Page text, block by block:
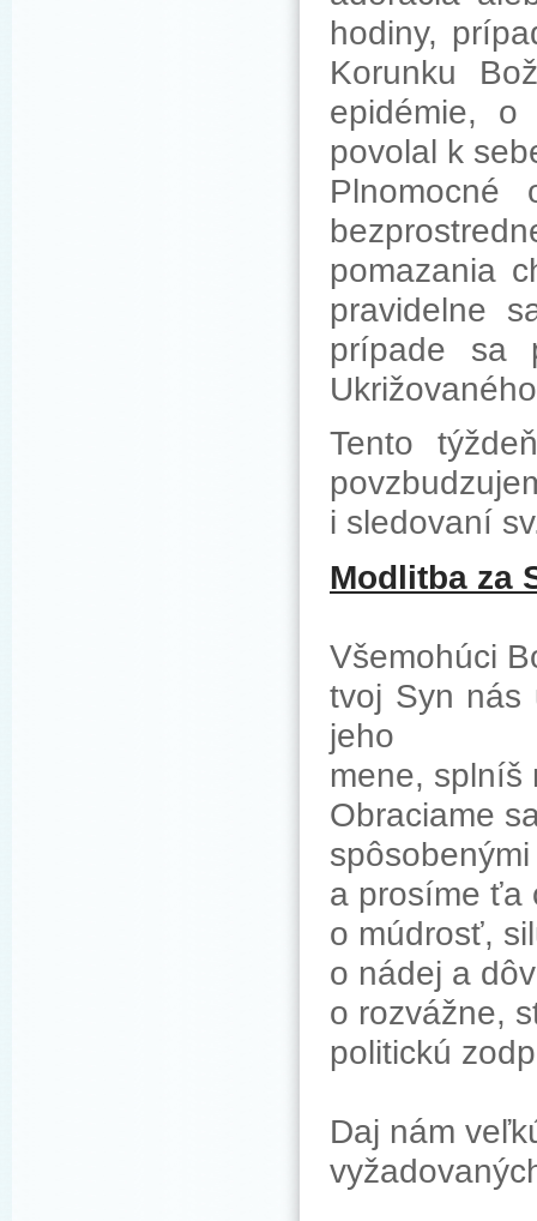
hodiny,
Korunku
epidémie,
povolal k
pomazania
pravidelne
prípade sa
Tento
i sledovaní
Modlitba za
Všemohúci
tvoj Syn nás
jeho
mene, splníš
Obraciame
a prosíme ťa
o múdrosť,
o nádej a
o rozvážne,
politickú
Daj nám